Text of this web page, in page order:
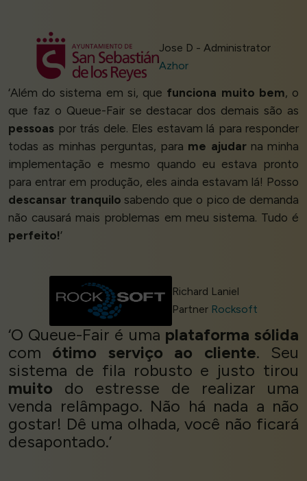
Jose D - Administrator
Azhor
‘Além do sistema em si, que funciona muito bem, o
que faz o Queue-Fair se destacar dos demais são as
pessoas por trás dele. Eles estavam lá para responder
todas as minhas perguntas, para me ajudarna minha
implementação e mesmo quando eu estava pronto
para entrar em produção, eles ainda estavam lá! Posso
descansar tranquilo sabendo que o pico de demanda
não causará mais problemas em meu sistema. Tudo é
perfeito!’
Richard Laniel
Partner Rocksoft
‘O Queue-Fair é uma plataforma sólida
com ótimo serviço ao cliente. Seu
sistema de fila robusto e justo tirou
muito do estresse de realizar uma
venda relâmpago. Não há nada a não
gostar! Dê uma olhada, você não ficará
desapontado.’